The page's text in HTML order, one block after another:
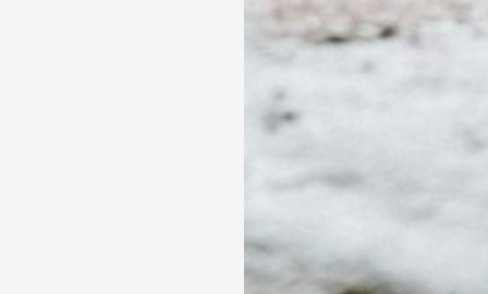
indrukwekkende
grotten met
stalactieten en
zijn meer dan
300.000 jaar
ooit onder